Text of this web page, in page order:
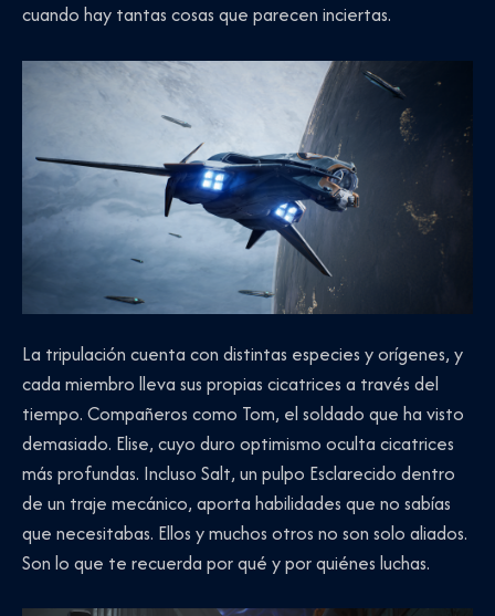
cuando hay tantas cosas que parecen inciertas.
La tripulación cuenta con distintas especies y orígenes, y
cada miembro lleva sus propias cicatrices a través del
tiempo. Compañeros como Tom, el soldado que ha visto
demasiado. Elise, cuyo duro optimismo oculta cicatrices
más profundas. Incluso Salt, un pulpo Esclarecido dentro
de un traje mecánico, aporta habilidades que no sabías
que necesitabas. Ellos y muchos otros no son solo aliados.
Son lo que te recuerda por qué y por quiénes luchas.